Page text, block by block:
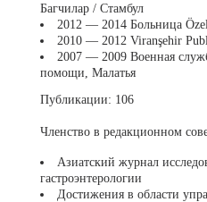
Багчилар / Стамбул
2012 — 2014 Больница
2010 — 2012 Viranşehir
2007 — 2009 Военная
помощи, Малатья
Публикации: 106
Членство в редакционном
Азиатский журнал
гастроэнтерологии
Достижения в области